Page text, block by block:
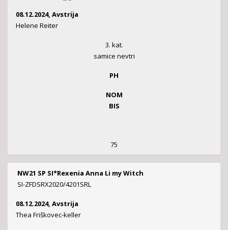
08.12.2024, Avstrija
Helene Reiter
3. kat.
samice nevtri
PH
NOM
BIS
75
NW21 SP SI*Rexenia Anna Li my Witch
SI-ZFDSRX2020/4201SRL
08.12.2024, Avstrija
Thea Friškovec-keller